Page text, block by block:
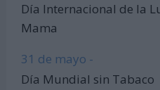
Día Internacional de la
Mama
31 de mayo -
Día Mundial sin Tabaco